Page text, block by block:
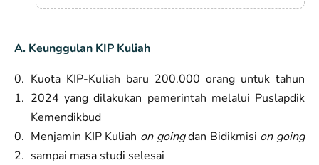
A. Keunggulan KIP Kuliah
Kuota KIP-Kuliah baru 200.000 orang untuk tahun
2024 yang dilakukan pemerintah melalui Puslapdik
Kemendikbud
Menjamin KIP Kuliah on goingdan Bidikmisi on going
sampai masa studi selesai